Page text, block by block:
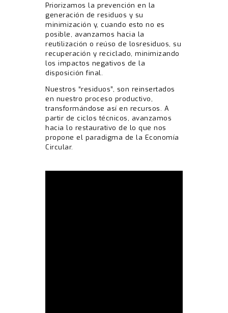
Priorizamos la prevención en la
generación de residuos y su
minimización y, cuando esto no es
posible, avanzamos hacia la
reutilización o reúso de losresiduos, su
recuperación y reciclado, minimizando
los impactos negativos de la
disposición final.
Nuestros “residuos”, son reinsertados
en nuestro proceso productivo,
transformándose así en recursos. A
partir de ciclos técnicos, avanzamos
hacia lo restaurativo de lo que nos
propone el paradigma de la Economía
Circular.